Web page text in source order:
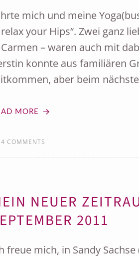
mich und meine
your Hips“. Zwei ganz
– waren auch mit
konnte aus familiären
aber beim
MORE
4 COMMENTS
NEUER
2011
freue mich, in Sandy